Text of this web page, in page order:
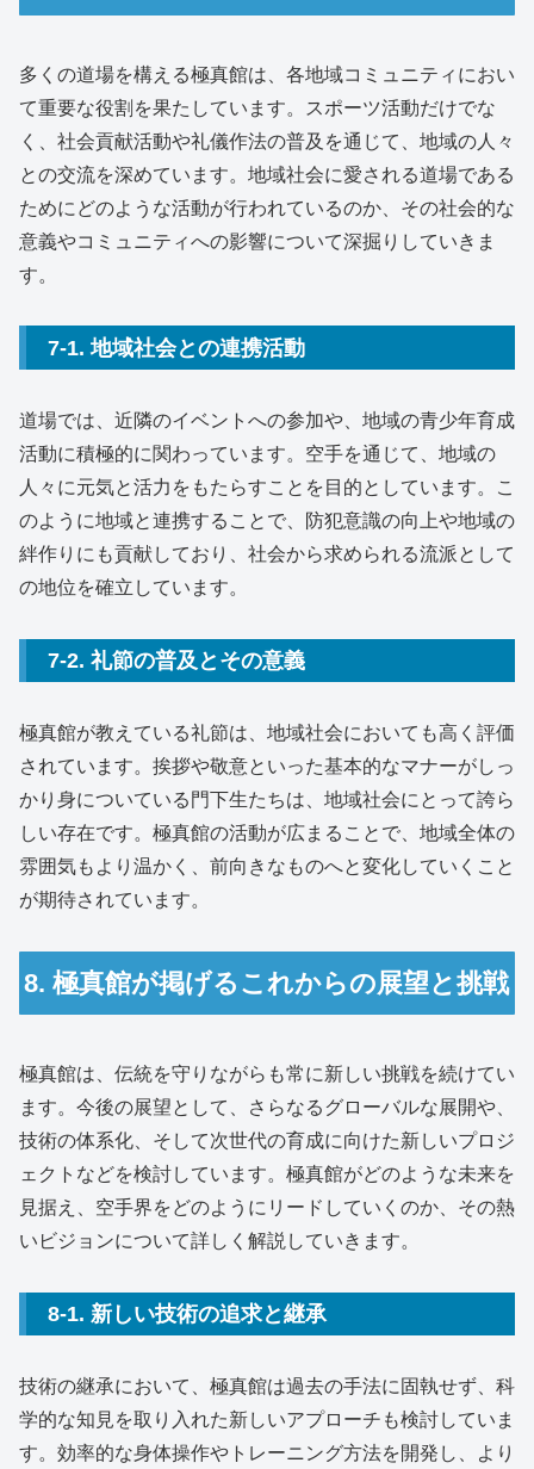
多くの道場を構える極真館は、各地域コミュニティにおい
て重要な役割を果たしています。スポーツ活動だけでな
く、社会貢献活動や礼儀作法の普及を通じて、地域の人々
との交流を深めています。地域社会に愛される道場である
ためにどのような活動が行われているのか、その社会的な
意義やコミュニティへの影響について深掘りしていきま
す。
7-1. 地域社会との連携活動
道場では、近隣のイベントへの参加や、地域の青少年育成
活動に積極的に関わっています。空手を通じて、地域の
人々に元気と活力をもたらすことを目的としています。こ
のように地域と連携することで、防犯意識の向上や地域の
絆作りにも貢献しており、社会から求められる流派として
の地位を確立しています。
7-2. 礼節の普及とその意義
極真館が教えている礼節は、地域社会においても高く評価
されています。挨拶や敬意といった基本的なマナーがしっ
かり身についている門下生たちは、地域社会にとって誇ら
しい存在です。極真館の活動が広まることで、地域全体の
雰囲気もより温かく、前向きなものへと変化していくこと
が期待されています。
8. 極真館が掲げるこれからの展望と挑戦
極真館は、伝統を守りながらも常に新しい挑戦を続けてい
ます。今後の展望として、さらなるグローバルな展開や、
技術の体系化、そして次世代の育成に向けた新しいプロジ
ェクトなどを検討しています。極真館がどのような未来を
見据え、空手界をどのようにリードしていくのか、その熱
いビジョンについて詳しく解説していきます。
8-1. 新しい技術の追求と継承
技術の継承において、極真館は過去の手法に固執せず、科
学的な知見を取り入れた新しいアプローチも検討していま
す。効率的な身体操作やトレーニング方法を開発し、より